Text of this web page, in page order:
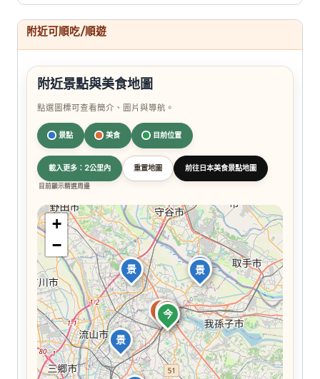
附近可順吃/順遊
附近景點與美食地圖
點選圖標可查看簡介、圖片與導航。
景點 美食 目前位置
載入更多：2公里內 重置地圖 前往日本美食景點地圖
目前顯示精選周邊
今
景
景 景
景
食
食食
+
−